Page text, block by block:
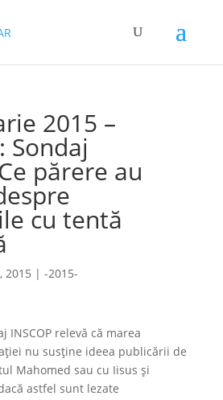
2015 –
Sondaj
părere au
cu tentă
2015 | -2015-
INSCOP relevă că marea
nu susține ideea publicării de
Mahomed sau cu Iisus și
astfel sunt lezate